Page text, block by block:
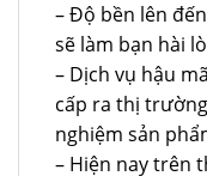
– Độ bền lên
sẽ làm bạn hài
– Dịch vụ hậu
cấp ra thị
nghiệm sản
– Hiện nay trên